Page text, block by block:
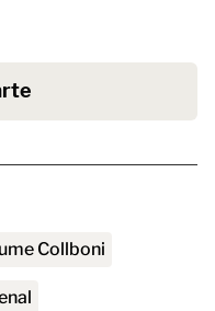
Collboni